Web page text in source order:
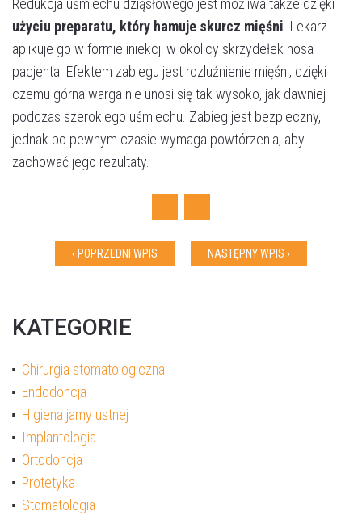
Redukcja uśmiechu dziąsłowego jest możliwa także dzięki
użyciu preparatu, który hamuje skurcz mięśni . Lekarz
aplikuje go w formie iniekcji w okolicy skrzydełek nosa
pacjenta. Efektem zabiegu jest rozluźnienie mięśni, dzięki
czemu górna warga nie unosi się tak wysoko, jak dawniej
podczas szerokiego uśmiechu. Zabieg jest bezpieczny,
jednak po pewnym czasie wymaga powtórzenia, aby
zachować jego rezultaty.
Facebook
Twitter
‹ POPRZEDNI WPIS NASTĘPNY WPIS ›
KATEGORIE
Chirurgia stomatologiczna
Endodoncja
Higiena jamy ustnej
Implantologia
Ortodoncja
Protetyka
Stomatologia
Umów wizytę